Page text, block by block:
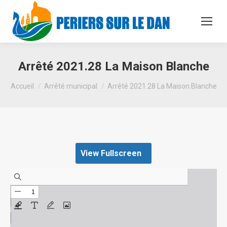
Arrêté 2021.28 La Maison Blanche
Vous êtes ici :
Accueil Arrêté municipal Arrêté 2021.28 La Maison Blanche
View Fullscreen